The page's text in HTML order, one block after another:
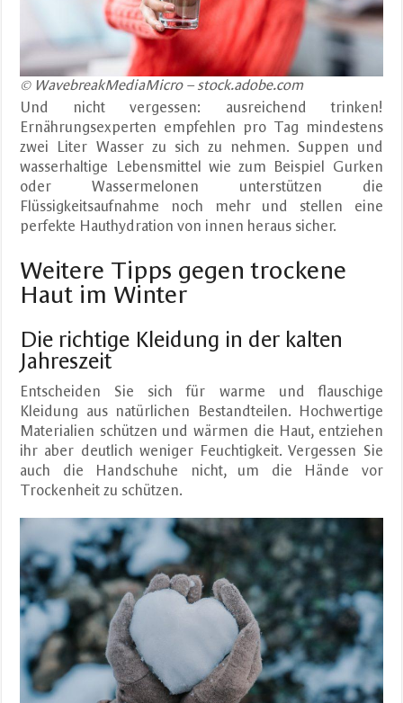
© WavebreakMediaMicro – stock.adobe.com
Und nicht vergessen: ausreichend trinken!
Ernährungsexperten empfehlen pro Tag mindestens
zwei Liter Wasser zu sich zu nehmen. Suppen und
wasserhaltige Lebensmittel wie zum Beispiel Gurken
oder Wassermelonen unterstützen die
Flüssigkeitsaufnahme noch mehr und stellen eine
perfekte Hauthydration von innen heraus sicher.
Weitere Tipps gegen trockene
Haut im Winter
Die richtige Kleidung in der kalten
Jahreszeit
Entscheiden Sie sich für warme und flauschige
Kleidung aus natürlichen Bestandteilen. Hochwertige
Materialien schützen und wärmen die Haut, entziehen
ihr aber deutlich weniger Feuchtigkeit. Vergessen Sie
auch die Handschuhe nicht, um die Hände vor
Trockenheit zu schützen.